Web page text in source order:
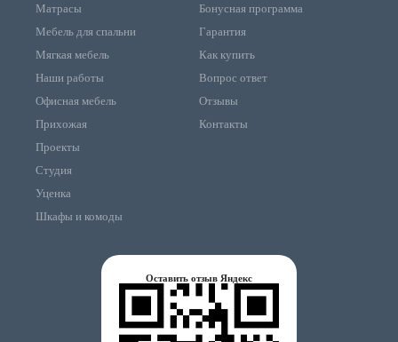
Матрасы
Мебель для спальни
Мягкая мебель
Наши работы
Офисная мебель
Прихожая
Проекты
Студия
Уценка
Шкафы и комоды
Бонусная программа
Гарантия
Как купить
Вопрос ответ
Отзывы
Контакты
Оставить отзыв Яндекс